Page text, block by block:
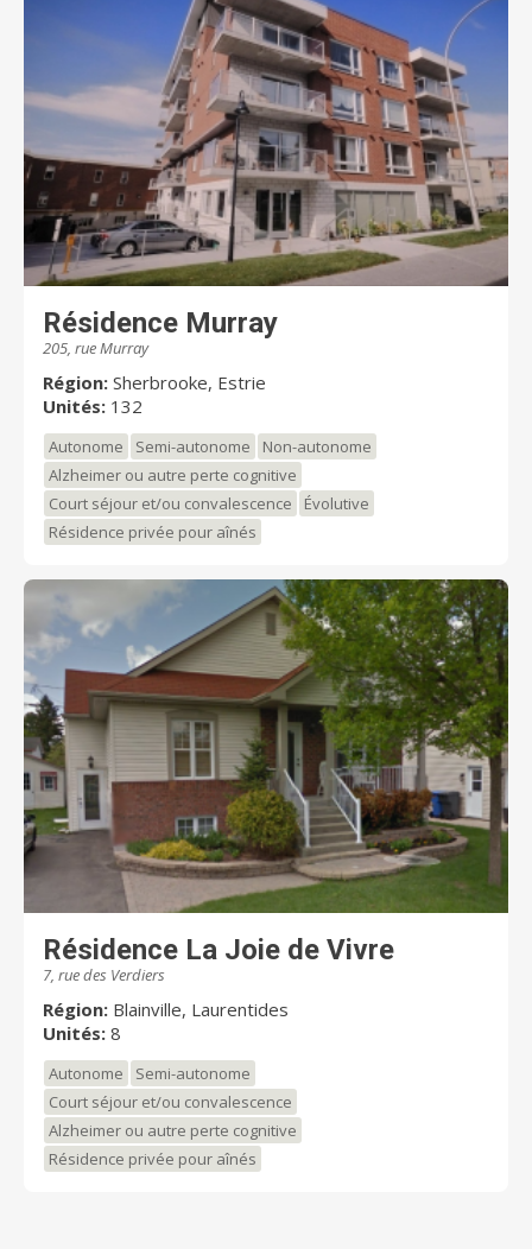
Résidence Murray
205, rue Murray
Région: Sherbrooke, Estrie
Unités: 132
Autonome Semi-autonome
Non-autonome
Alzheimer ou autre perte cognitive
Court séjour et/ou convalescence
Évolutive
Résidence privée pour aînés
Résidence La Joie de Vivre
7, rue des Verdiers
Région: Blainville, Laurentides
Unités: 8
Autonome
Semi-autonome
Court séjour et/ou convalescence
Alzheimer ou autre perte cognitive
Résidence privée pour aînés